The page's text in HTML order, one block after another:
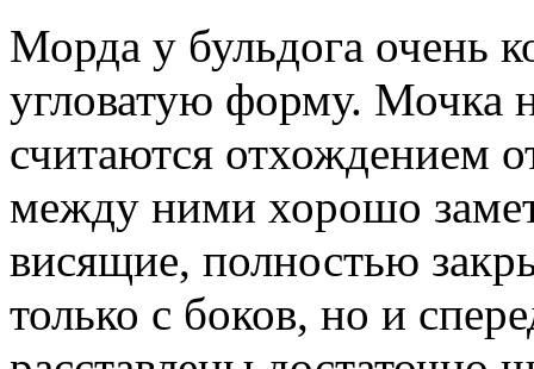
Морда у бульдога очень
угловатую форму. Мочка
считаются отхождением
между ними хорошо
висящие, полностью
только с боков, но и